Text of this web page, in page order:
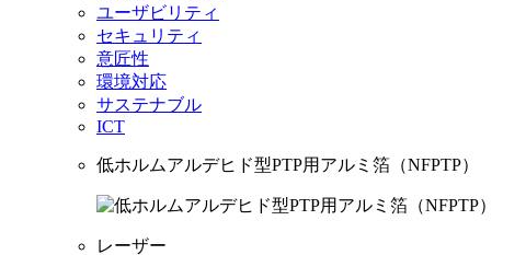
ユーザビリティ
セキュリティ
意匠性
環境対応
サステナブル
ICT
低ホルムアルデヒド型PTP用アルミ箔（NFPTP）
レーザー